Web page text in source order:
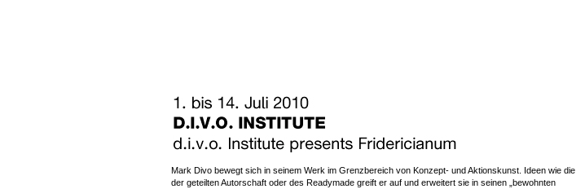
Mark Divo bewegt sich in seinem Werk im Grenzbereich von Konzept- und Aktionskunst. Ideen wie die
der geteilten Autorschaft oder des Readymade greift er auf und erweitert sie in seinen „bewohnten